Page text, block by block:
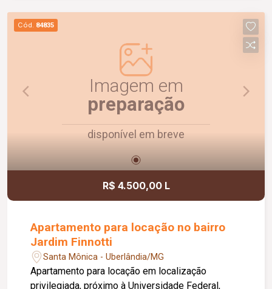
praticidade para toda a família.
Cód. 84835
Imagem em
preparação
disponível em breve
R$ 4.500,00 L
Apartamento para locação no bairro
Jardim Finnotti
Santa Mônica - Uberlândia/MG
Apartamento para locação em localização
privilegiada, próximo à Universidade Federal,